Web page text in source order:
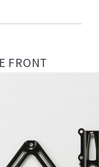
FRONT